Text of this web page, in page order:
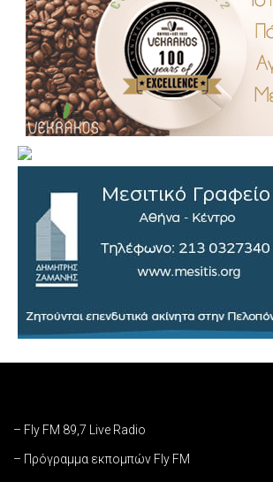
– Fly FM 89,7 Live Radio
– Πρόγραμμα εκπομπών Fly FM